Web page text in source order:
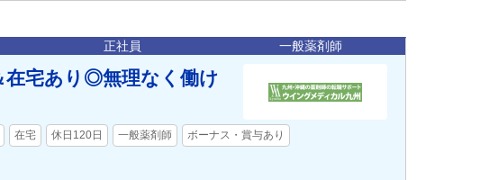
正社員 一般薬剤師
在宅あり◎無理なく働け
在宅 休日120日 一般薬剤師 ボーナス・賞与あり